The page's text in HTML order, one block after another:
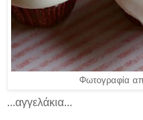
Φωτογραφία
...αγγελάκια...